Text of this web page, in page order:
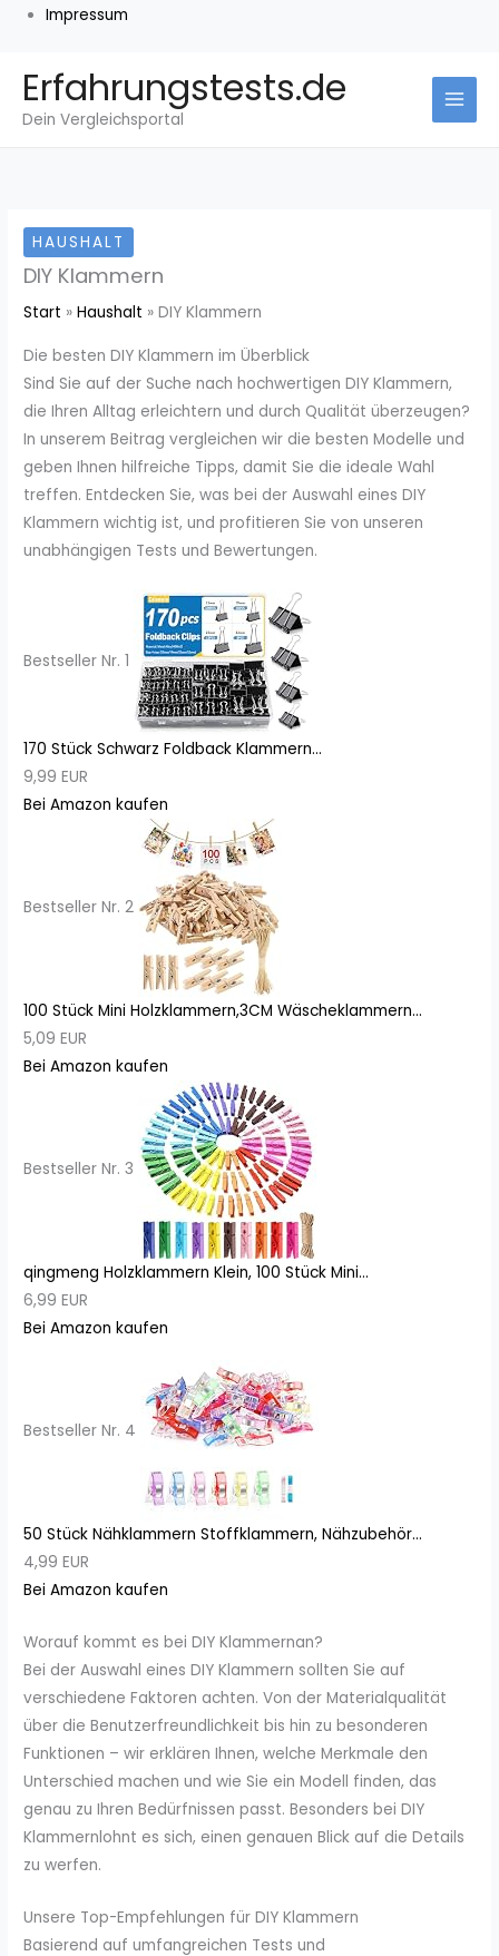
Impressum
Inhalt
springen
Erfahrungstests.de
Dein Vergleichsportal
HAUSHALT
DIY Klammern
Start Haushalt DIY Klammern
Die besten DIY Klammern im Überblick
Sind Sie auf der Suche nach hochwertigen DIY Klammern,
die Ihren Alltag erleichtern und durch Qualität überzeugen?
In unserem Beitrag vergleichen wir die besten Modelle und
geben Ihnen hilfreiche Tipps, damit Sie die ideale Wahl
treffen. Entdecken Sie, was bei der Auswahl eines DIY
Klammern wichtig ist, und profitieren Sie von unseren
unabhängigen Tests und Bewertungen.
Bestseller Nr. 1
170 Stück Schwarz Foldback Klammern...
9,99 EUR
Bei Amazon kaufen
Bestseller Nr. 2
100 Stück Mini Holzklammern,3CM Wäscheklammern...
5,09 EUR
Bei Amazon kaufen
Bestseller Nr. 3
qingmeng Holzklammern Klein, 100 Stück Mini...
6,99 EUR
Bei Amazon kaufen
Bestseller Nr. 4
50 Stück Nähklammern Stoffklammern, Nähzubehör...
4,99 EUR
Bei Amazon kaufen
Worauf kommt es bei DIY Klammernan?
Bei der Auswahl eines DIY Klammern sollten Sie auf
verschiedene Faktoren achten. Von der Materialqualität
über die Benutzerfreundlichkeit bis hin zu besonderen
Funktionen – wir erklären Ihnen, welche Merkmale den
Unterschied machen und wie Sie ein Modell finden, das
genau zu Ihren Bedürfnissen passt. Besonders bei DIY
Klammernlohnt es sich, einen genauen Blick auf die Details
zu werfen.
Unsere Top-Empfehlungen für DIY Klammern
Basierend auf umfangreichen Tests und